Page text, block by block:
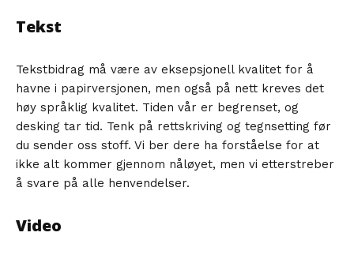
Tekst
Tekstbidrag må være av eksepsjonell kvalitet for å
havne i papirversjonen, men også på nett kreves det
høy språklig kvalitet. Tiden vår er begrenset, og
desking tar tid. Tenk på rettskriving og tegnsetting før
du sender oss stoff. Vi ber dere ha forståelse for at
ikke alt kommer gjennom nåløyet, men vi etterstreber
å svare på alle henvendelser.
Video